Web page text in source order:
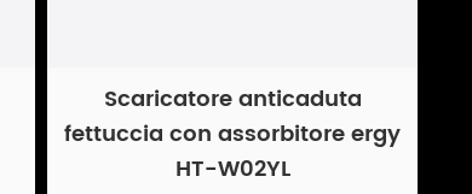
Scaricatore anticaduta
fettuccia con assorbitore ergy
HT-W02YL